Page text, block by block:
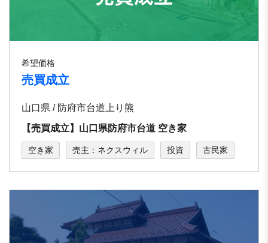
希望価格
売買成立
山口県 / 防府市台道上り熊
【売買成立】山口県防府市台道 空き家
空き家 売主：ネクスウィル 投資 古民家